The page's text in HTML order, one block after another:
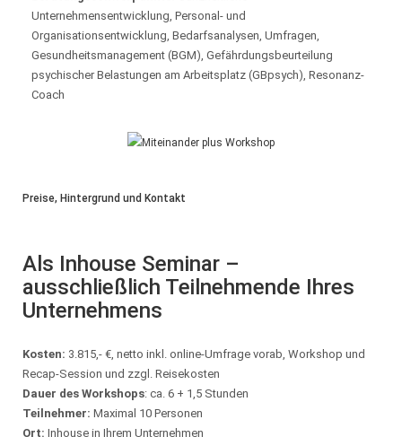
Unternehmensentwicklung, Personal- und
Organisationsentwicklung, Bedarfsanalysen, Umfragen,
Gesundheitsmanagement (BGM), Gefährdungsbeurteilung
psychischer Belastungen am Arbeitsplatz (GBpsych), Resonanz-
Coach
Preise, Hintergrund und Kontakt
Als Inhouse Seminar –
ausschließlich Teilnehmende Ihres
Unternehmens
Kosten: 3.815,- €, netto inkl. online-Umfrage vorab, Workshop und
Recap-Session und zzgl. Reisekosten
Dauer des Workshops: ca. 6 + 1,5 Stunden
Teilnehmer: Maximal 10 Personen
Ort: Inhouse in Ihrem Unternehmen